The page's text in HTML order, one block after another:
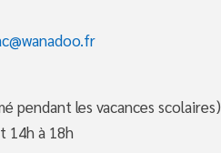
pendant les vacances scolaires)
14h à 18h